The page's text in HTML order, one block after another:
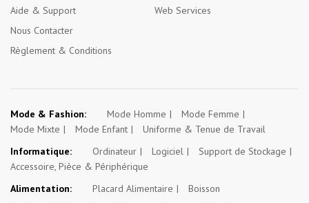
Aide & Support
Nous Contacter
Règlement & Conditions
Web Services
Mode & Fashion: Mode Homme
Mode Femme
Mode Mixte
Mode Enfant
Uniforme & Tenue de Travail
Informatique:
Ordinateur Logiciel
Support de Stockage
Accessoire, Pièce & Périphérique
Alimentation:
Placard Alimentaire
Boisson